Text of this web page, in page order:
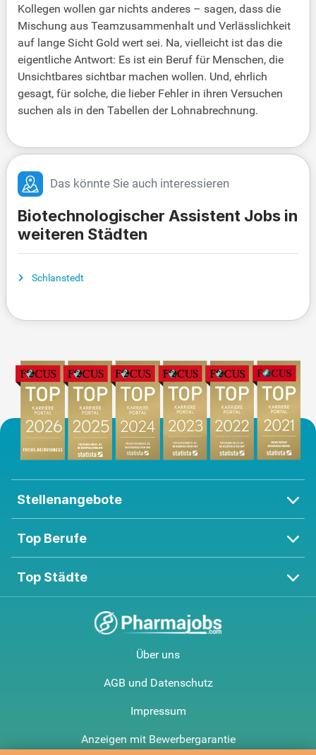
Kollegen wollen gar nichts anderes – sagen, dass die
Mischung aus Teamzusammenhalt und Verlässlichkeit
auf lange Sicht Gold wert sei. Na, vielleicht ist das die
eigentliche Antwort: Es ist ein Beruf für Menschen, die
Unsichtbares sichtbar machen wollen. Und, ehrlich
gesagt, für solche, die lieber Fehler in ihren Versuchen
suchen als in den Tabellen der Lohnabrechnung.
Das könnte Sie auch interessieren
Biotechnologischer Assistent Jobs in
weiteren Städten
Schlanstedt
Stellenangebote
Top Berufe
Top Städte
Über uns
AGB und Datenschutz
Impressum
Anzeigen mit Bewerbergarantie